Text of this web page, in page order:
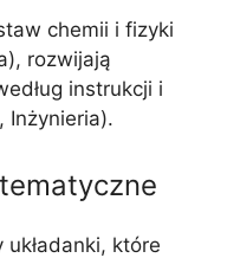
chemii i fizyki
rozwijają
instrukcji i
Inżynieria).
które